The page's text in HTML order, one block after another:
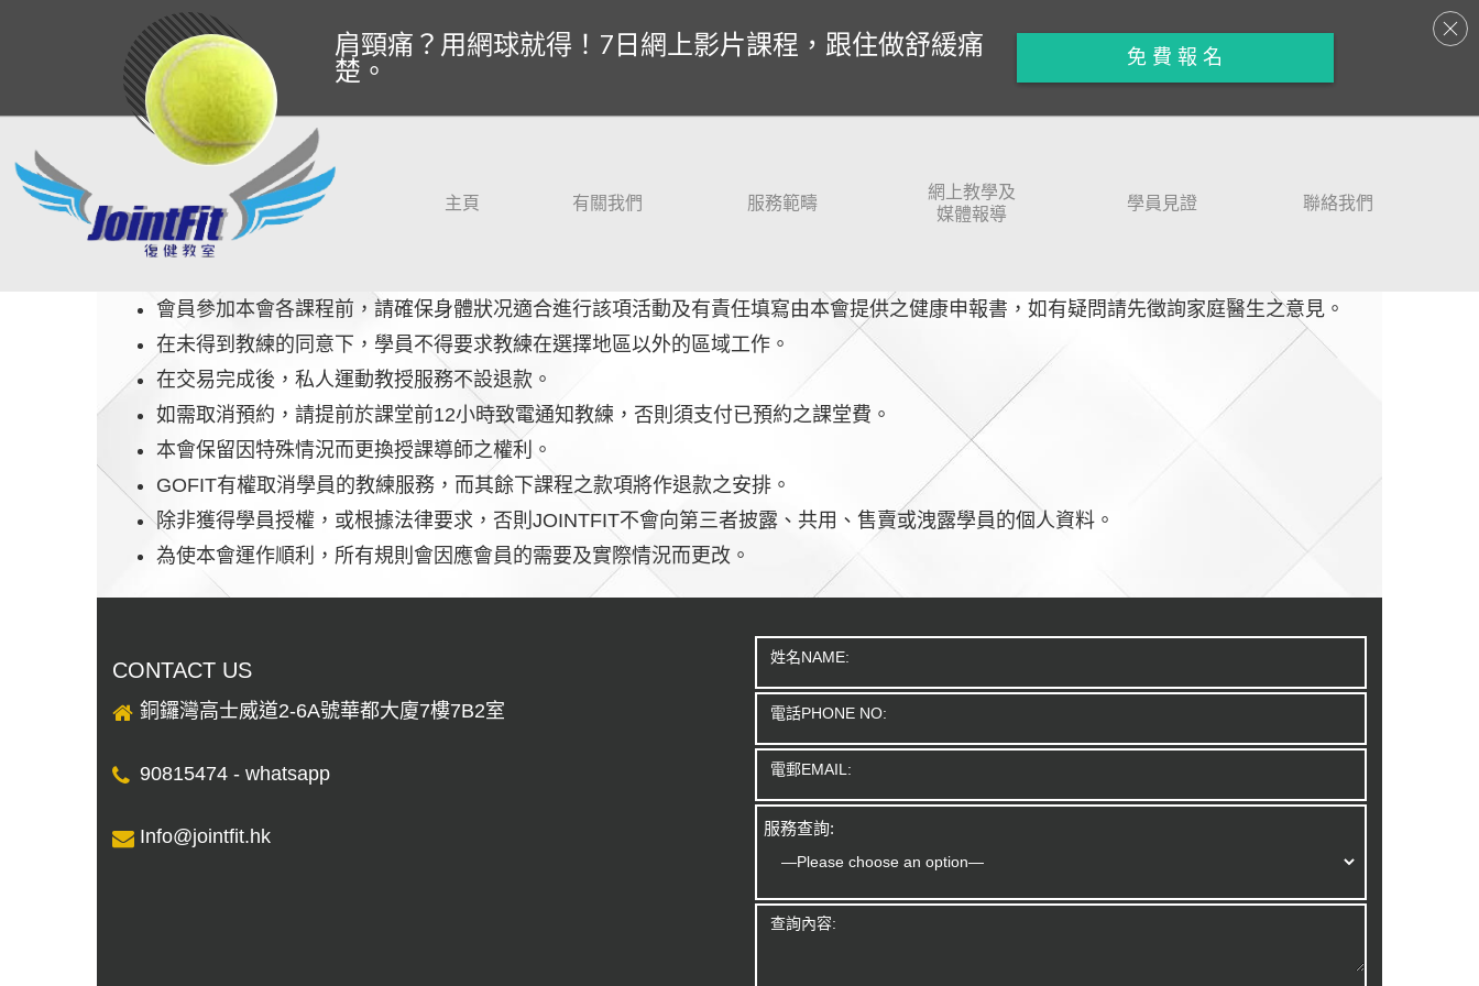
主頁 有關我們 服務範疇
網上教學及
媒體報導
學員見證 聯絡我們
會員參加本會各課程前，請確保身體狀况適合進行該項活動及有責任填寫由本會提供之健康申報書，如有疑問請先徵詢家庭醫生之意見。
在未得到教練的同意下，學員不得要求教練在選擇地區以外的區域工作。
在交易完成後，私人運動教授服務不設退款。
如需取消預約，請提前於課堂前12小時致電通知教練，否則須支付已預約之課堂費。
本會保留因特殊情況而更換授課導師之權利。
GOFIT有權取消學員的教練服務，而其餘下課程之款項將作退款之安排。
除非獲得學員授權，或根據法律要求，否則JOINTFIT不會向第三者披露、共用、售賣或洩露學員的個人資料。
為使本會運作順利，所有規則會因應會員的需要及實際情況而更改。
CONTACT US
銅鑼灣高士威道2-6A號華都大廈7樓7B2室
90815474 - whatsapp
Info@jointﬁt.hk 服務查詢:
肩頸痛？用網球就得！7日網上影片課程，跟住做舒緩痛
楚。 免 費 報 名